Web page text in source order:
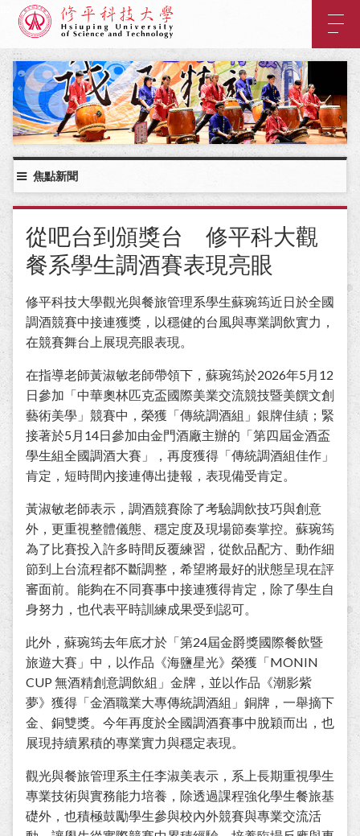
內
容
區
塊
:::
焦點新聞
從吧台到頒獎台 修平科大觀
餐系學生調酒賽表現亮眼
修平科技大學觀光與餐旅管理系學生蘇琬筠近日於全國
調酒競賽中接連獲獎，以穩健的台風與專業調飲實力，
在競賽舞台上展現亮眼表現。
在指導老師黃淑敏老師帶領下，蘇琬筠於2026年5月12
日參加「中華奧林匹克盃國際美業交流競技暨美饌文創
藝術美學」競賽中，榮獲「傳統調酒組」銀牌佳績；緊
接著於5月14日參加由金門酒廠主辦的「第四屆金酒盃
學生組全國調酒大賽」，再度獲得「傳統調酒組佳作」
肯定，短時間內接連傳出捷報，表現備受肯定。
黃淑敏老師表示，調酒競賽除了考驗調飲技巧與創意
外，更重視整體儀態、穩定度及現場節奏掌控。蘇琬筠
為了比賽投入許多時間反覆練習，從飲品配方、動作細
節到上台流程都不斷調整，希望將最好的狀態呈現在評
審面前。能夠在不同賽事中接連獲得肯定，除了學生自
身努力，也代表平時訓練成果受到認可。
此外，蘇琬筠去年底才於「第24屆金爵獎國際餐飲暨
旅遊大賽」中，以作品《海鹽星光》榮獲「MONIN
CUP 無酒精創意調飲組」金牌，並以作品《潮影紫
夢》獲得「金酒職業大專傳統調酒組」銅牌，一舉摘下
金、銅雙獎。今年再度於全國調酒賽事中脫穎而出，也
展現持續累積的專業實力與穩定表現。
觀光與餐旅管理系主任李淑美表示，系上長期重視學生
專業技術與實務能力培養，除透過課程強化學生餐旅基
礎外，也積極鼓勵學生參與校內外競賽與專業交流活